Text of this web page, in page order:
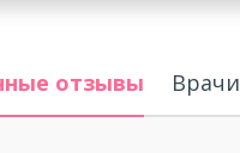
отзывы Врачи